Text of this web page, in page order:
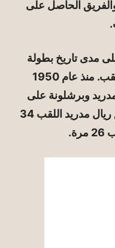
38 مباراة والفريق الحاصل على
60 ناديا على مدى تاريخ بطولة
الدوري الاسباني ، 9 منهم توج باللقب. منذ عام 1950
مدريد وبرشلونة على
معظم بطولات الدوري حيث حقق ريال مدريد اللقب 34